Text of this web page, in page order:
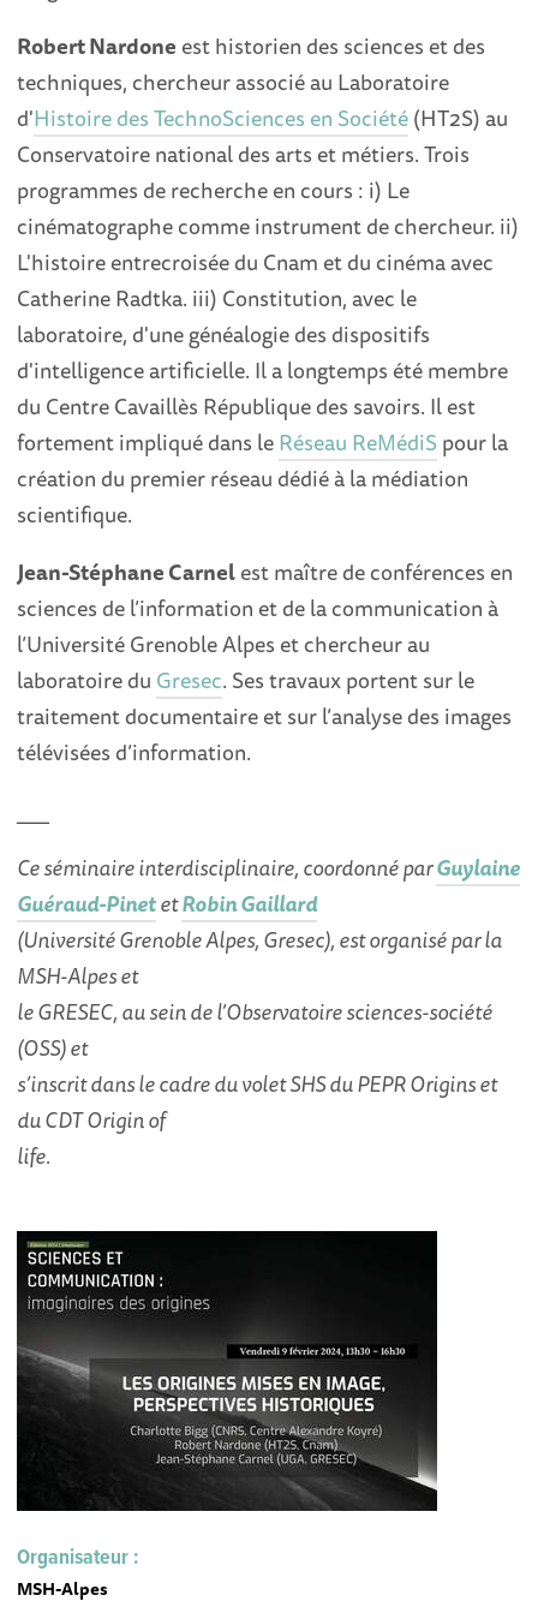
Robert Nardone est historien des sciences et des
techniques, chercheur associé au Laboratoire
d'Histoire des TechnoSciences en Société(HT2S) au
Conservatoire national des arts et métiers. Trois
programmes de recherche en cours : i) Le
cinématographe comme instrument de chercheur. ii)
L'histoire entrecroisée du Cnam et du cinéma avec
Catherine Radtka. iii) Constitution, avec le
laboratoire, d'une généalogie des dispositifs
d'intelligence artificielle. Il a longtemps été membre
du Centre Cavaillès République des savoirs. Il est
fortement impliqué dans leRéseau ReMédiSpour la
création du premier réseau dédié à la médiation
scientifique.
Jean-Stéphane Carnelest maître de conférences en
sciences de l’information et de la communication à
l’Université Grenoble Alpes et chercheur au
laboratoire du Gresec. Ses travaux portent sur le
traitement documentaire et sur l’analyse des images
télévisées d’information.
Ce séminaire interdisciplinaire, coordonné parGuylaine
Guéraud-PinetetRobin Gaillard
(Université Grenoble Alpes, Gresec), est organisé par la
MSH-Alpes et
le GRESEC, au sein de l’Observatoire sciences-société
(OSS) et
s’inscrit dans le cadre du volet SHS du PEPR Origins et
du CDT Origin of
life.
Organisateur :
MSH-Alpes